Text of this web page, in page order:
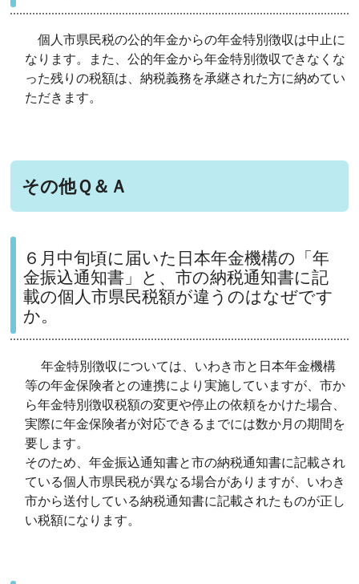
個人市県民税の公的年金からの年金特別徴収は中止に
なります。また、公的年金から年金特別徴収できなくな
った残りの税額は、納税義務を承継された方に納めてい
ただきます。
その他Ｑ＆Ａ
６月中旬頃に届いた日本年金機構の「年
金振込通知書」と、市の納税通知書に記
載の個人市県民税額が違うのはなぜです
か。
年金特別徴収については、いわき市と日本年金機構
等の年金保険者との連携により実施していますが、市か
ら年金特別徴収税額の変更や停止の依頼をかけた場合、
実際に年金保険者が対応できるまでには数か月の期間を
要します。
そのため、年金振込通知書と市の納税通知書に記載され
ている個人市県民税が異なる場合がありますが、いわき
市から送付している納税通知書に記載されたものが正し
い税額になります。